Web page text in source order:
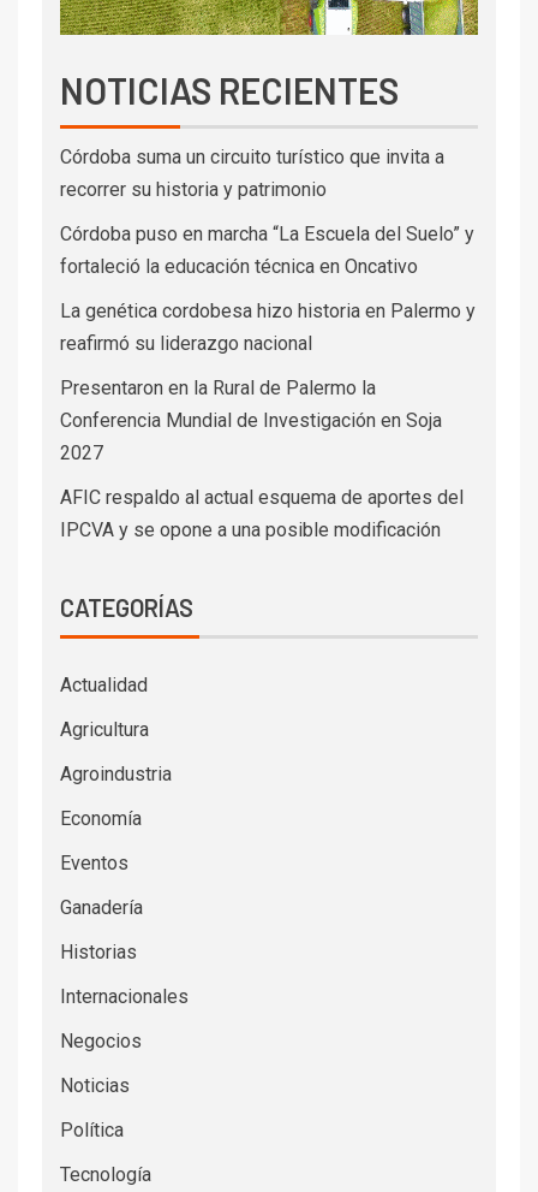
NOTICIAS RECIENTES
Córdoba suma un circuito turístico que invita a
recorrer su historia y patrimonio
Córdoba puso en marcha “La Escuela del Suelo” y
fortaleció la educación técnica en Oncativo
La genética cordobesa hizo historia en Palermo y
reafirmó su liderazgo nacional
Presentaron en la Rural de Palermo la
Conferencia Mundial de Investigación en Soja
2027
AFIC respaldo al actual esquema de aportes del
IPCVA y se opone a una posible modificación
CATEGORÍAS
Actualidad
Agricultura
Agroindustria
Economía
Eventos
Ganadería
Historias
Internacionales
Negocios
Noticias
Política
Tecnología